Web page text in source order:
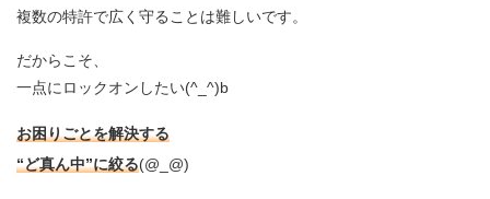
複数の特許で広く守ることは難しいです。
だからこそ、
一点にロックオンしたい(^_^)b
お困りごとを解決する
“ど真ん中”に絞る(@_@)